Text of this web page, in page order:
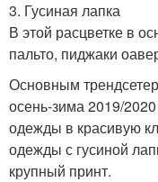
3. Гусиная лапка
В этой расцветке в
пальто, пиджаки
Основным
осень-зима 2019/
одежды в красивую
одежды с гусиной
крупный принт.